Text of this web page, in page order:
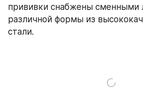
прививки снабжены сменными
различной формы из
стали.